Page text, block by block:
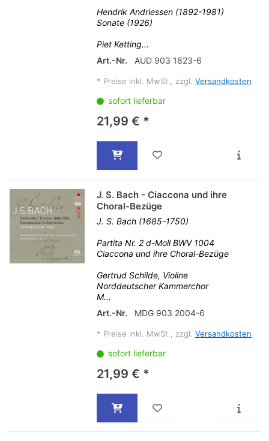
Hendrik Andriessen (1892-1981)
Sonate (1926)
Piet Ketting...
Art.-Nr.
AUD 903 1823-6
* Preise inkl. MwSt., zzgl. Versandkosten
sofort lieferbar
21,99 € *
J. S. Bach - Ciaccona und ihre
Choral-Bezüge
J. S. Bach (1685-1750)
Partita Nr. 2 d-Moll BWV 1004
Ciaccona und ihre Choral-Bezüge
Gertrud Schilde, Violine
Norddeutscher Kammerchor
M...
Art.-Nr.
MDG 903 2004-6
* Preise inkl. MwSt., zzgl. Versandkosten
sofort lieferbar
21,99 € *